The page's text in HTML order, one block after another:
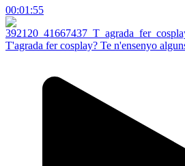
00:01:55
T'agrada fer cosplay? Te n'ensenyo